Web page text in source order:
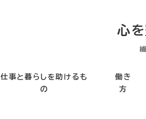
心
仕事と暮らしを助けるも
の
働き
方